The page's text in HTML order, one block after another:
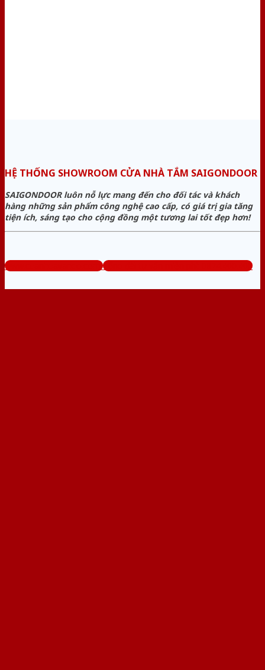
HỆ THỐNG SHOWROOM CỬA NHÀ TẮM SAIGONDOOR
SAIGONDOOR luôn nỗ lực mang đến cho đối tác và khách
hàng những sản phẩm công nghệ cao cấp, có giá trị gia tăng
tiện ích, sáng tạo cho cộng đồng một tương lai tốt đẹp hơn!
www.cuanhuavango.com Tổng đài tư vấn miễn phí: 0824.400.400